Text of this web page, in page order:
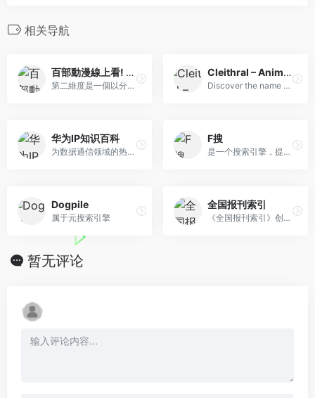
相关导航
百部動漫線上看! 秒播不卡!! – 第二維度
第二維度是一個以分享字幕組作品為主的動漫資源平台，上百部720p/1080p高清動畫，秒播不卡頓！現在申請加入會員後還可使用BTSync挂機同步下載的服務，或者直接點擊Google Drive, OneDrive等雲端網盤鏈接來下載動漫。
Cleithral – Anime Search by Image, GIF, or Video
Discover the name of any anime from a picture, video, or GIF with our advanced recognition tool. Quickly and accurately identify your favorite anime characters and scenes with ease. Try it now!
华为IP知识百科
为数据通信领域的热点技术提供简单、易懂的定义和解释
F搜
是一个搜索引擎，提供了无广告、过滤内容农场的搜索结果，支持翻译、天气、IP 查询等功能
Dogpile
属于元搜索引擎
全国报刊索引
《全国报刊索引》创立于1955年，是上海图书馆（上海科学技术情报研究所）主管主办，收录数据最早可回溯至1833年，采用中国图书馆分类法进行分类揭示，收录文献总量5000余万篇，年更新数据逾500万条，汇集报刊数量逾50000种，全面涵盖社会科学、自然科学等各个领域。
暂无评论